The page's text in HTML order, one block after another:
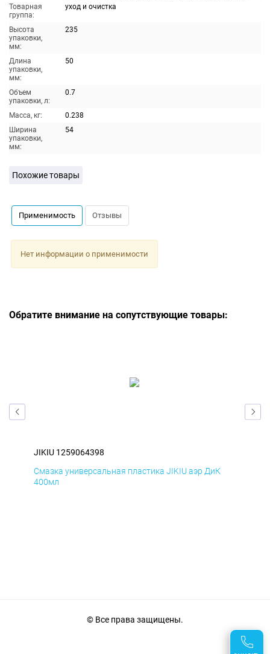
Товарная
группа:
уход и очистка
Высота
упаковки,
мм:
235
Длина
упаковки,
мм:
50
Объем
упаковки, л:
0.7
Масса, кг:
0.238
Ширина
упаковки,
мм:
54
Похожие товары
Применимость Отзывы
Нет информации о применимости
Обратите внимание на сопутствующие товары:
JIKIU 1259064398
Смазка универсальная пластика JIKIU аэр ДиК
400мл
© Все права защищены.